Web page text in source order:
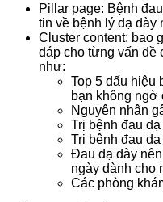
Pillar page: Bệnh
tin về bệnh lý dạ dày
Cluster content: bao
đáp cho từng vấn đề
như:
Top 5 dấu hiệu
bạn không ngờ
Nguyên nhân
Trị bệnh đau
Trị bệnh đau
Đau dạ dày
ngày dành cho
Các phòng